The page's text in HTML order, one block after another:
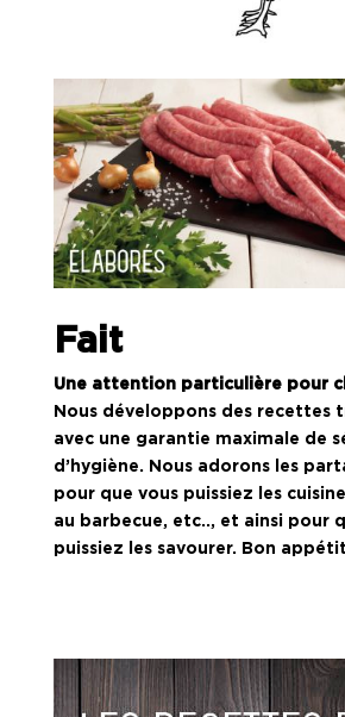
Fait
Une attention particulière pour
Nous développons des recettes
avec une garantie maximale de
d’hygiène. Nous adorons les
pour que vous puissiez les
au barbecue, etc.., et ainsi pour
puissiez les savourer. Bon